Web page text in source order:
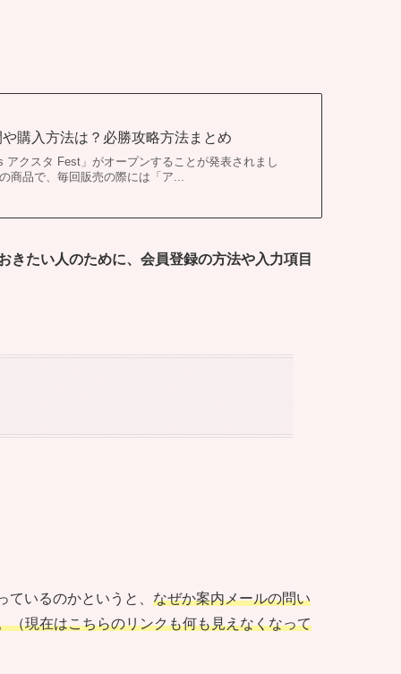
購入方法は？必勝攻略方法まとめ
クスタ Fest」がオープンすることが発表されまし
商品で、毎回販売の際には「ア...
たい人のために、会員登録の方法や入力項目
いるのかというと、 なぜか案内メールの問い
（現在はこちらのリンクも何も見えなくなって